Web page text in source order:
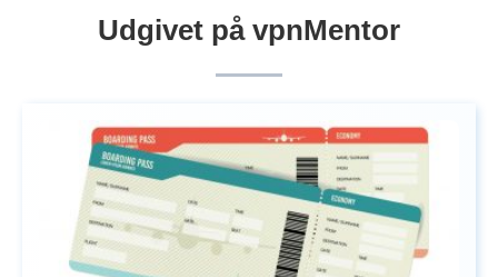
Udgivet på vpnMentor